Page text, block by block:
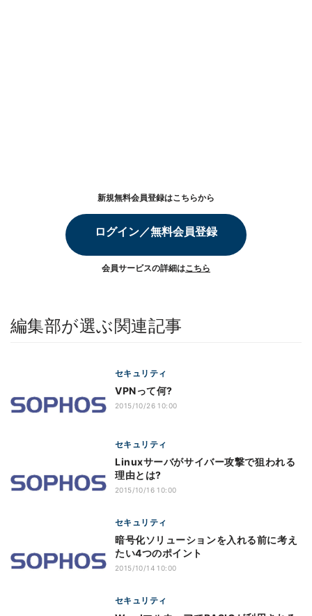
新規無料会員登録はこちらから
ログイン／無料会員登録
会員サービスの詳細はこちら
編集部が選ぶ関連記事
セキュリティ
VPNって何?
2015/10/26 10:00
セキュリティ
Linuxサーバがサイバー攻撃で狙われる
理由とは?
2015/10/16 10:00
セキュリティ
暗号化ソリューションを入れる前に考え
たい4つのポイント
2015/10/14 10:00
セキュリティ